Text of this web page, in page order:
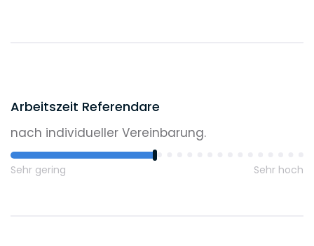
Arbeitszeit Referendare
nach individueller Vereinbarung.
Sehr gering Sehr hoch